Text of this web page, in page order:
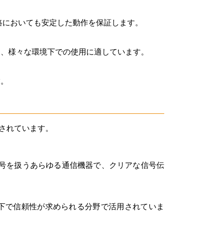
おいても安定した動作を保証します。
様々な環境下での使用に適しています。
れています。
を扱うあらゆる通信機器で、クリアな信号伝
信頼性が求められる分野で活用されていま